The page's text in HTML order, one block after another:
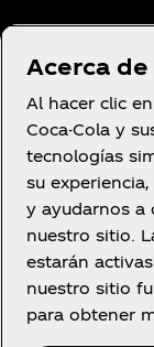
Aviso de
Declaración
Facebook
YouTube
Acerca
Al hacer clic
Coca-Cola y
tecnologías
su
y ayudarnos a
nuestro sitio.
estarán
nuestro sitio
para obtener